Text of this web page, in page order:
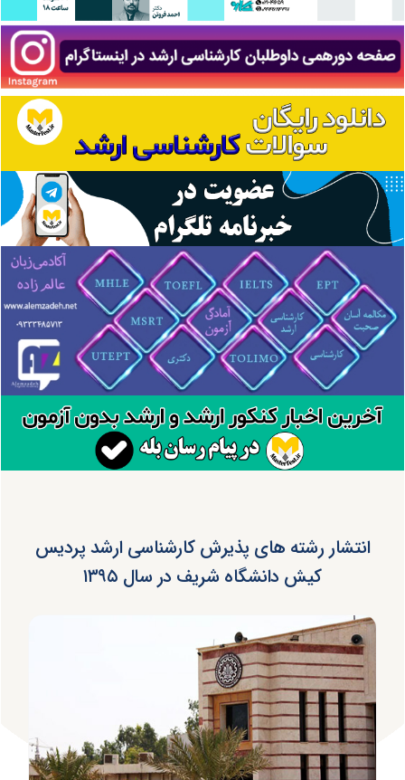
انتشار رشته های پذیرش کارشناسی ارشد پردیس
کیش دانشگاه شریف در سال ۱۳۹۵